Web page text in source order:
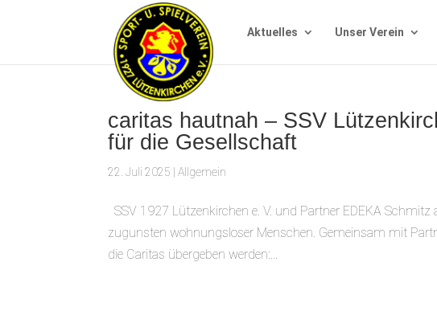
Aktuelles Unser Verein
caritas hautnah – SSV
für die Gesellschaft
22. Juli 2025 |Allgemein
SSV 1927 Lützenkirchen e. V. und Partner EDEKA
zugunsten wohnungsloser Menschen. Gemeinsam mit
die Caritas übergeben werden:...